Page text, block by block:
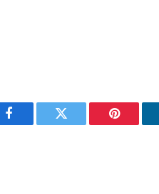
Facebook Twitter Pinterest